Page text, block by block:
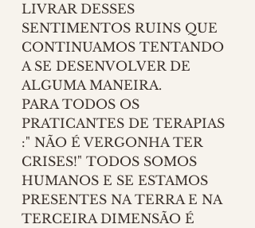
LIVRAR DESSES
SENTIMENTOS RUINS QUE
CONTINUAMOS TENTANDO
A SE DESENVOLVER DE
ALGUMA MANEIRA.
PARA TODOS OS
PRATICANTES DE TERAPIAS
:" NÃO É VERGONHA TER
CRISES!" TODOS SOMOS
HUMANOS E SE ESTAMOS
PRESENTES NA TERRA E NA
TERCEIRA DIMENSÃO É